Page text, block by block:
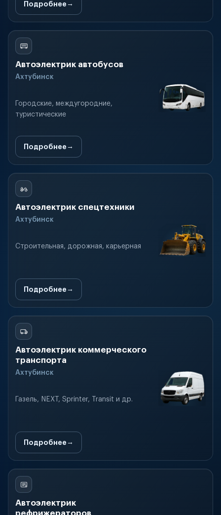
Подробнее
Автоэлектрик автобусов
Ахтубинск
Городские, междугородние,
туристические
Подробнее
Автоэлектрик спецтехники
Ахтубинск
Строительная, дорожная, карьерная
Подробнее
Автоэлектрик коммерческого
транспорта
Ахтубинск
Газель, NEXT, Sprinter, Transit и др.
Подробнее
Автоэлектрик
рефрижераторов